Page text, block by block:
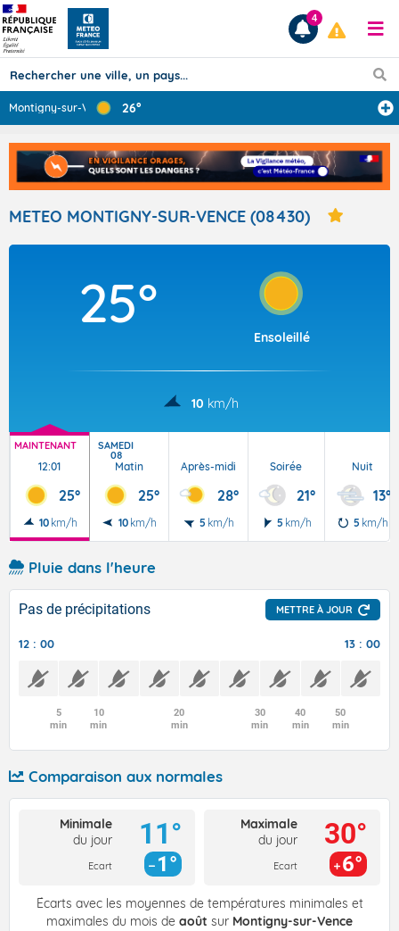
Prévisions
TOUS LES RÉSULTATS
Articles
4
Montigny-sur-Ve ... 26°
METEO MONTIGNY-SUR-VENCE (08430)
25°
Ensoleillé
10 km/h
MAINTENANT
12:01
25°
10 km/h
SAMEDI
08
Matin
25°
10 km/h
Après-midi
28°
5 km/h
Soirée
21°
5 km/h
Nuit
13°
5 km/h
Pluie dans l'heure
Pas de précipitations METTRE À JOUR
12 : 00 13 : 00
5
min
10
min
20
min
30
min
40
min
50
min
Comparaison aux normales
Minimale
du jour
Ecart
11°
1°
Maximale
du jour
Ecart
30°
6°
Écarts avec les moyennes de températures minimales et
maximales du mois de août sur Montigny-sur-Vence